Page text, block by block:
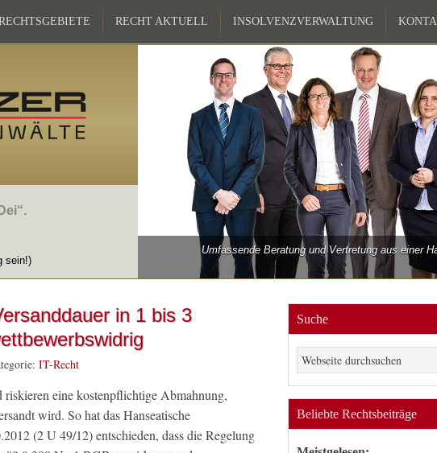
RECHT AKTUELL INSOLVENZVERWALTUNG
sein!)
Umfassende Beratung und Vertretung aus einer
in 1 bis 3
IT-Recht
eine kostenpflichtige Abmahnung,
wird. So hat das Hanseatische
(2 U 49/12) entschieden, dass die Regelung
Suche
Beliebte Rechtsbeiträge